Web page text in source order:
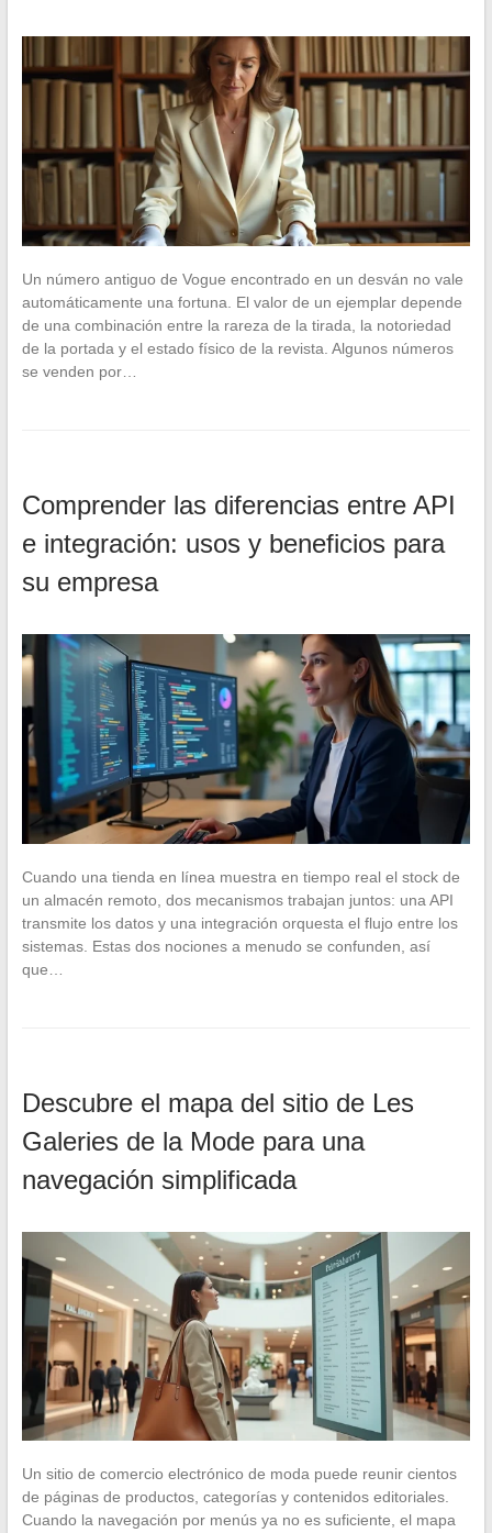
Un número antiguo de Vogue encontrado en un desván no vale
automáticamente una fortuna. El valor de un ejemplar depende
de una combinación entre la rareza de la tirada, la notoriedad
de la portada y el estado físico de la revista. Algunos números
se venden por…
Comprender las diferencias entre API
e integración: usos y beneficios para
su empresa
Cuando una tienda en línea muestra en tiempo real el stock de
un almacén remoto, dos mecanismos trabajan juntos: una API
transmite los datos y una integración orquesta el flujo entre los
sistemas. Estas dos nociones a menudo se confunden, así
que…
Descubre el mapa del sitio de Les
Galeries de la Mode para una
navegación simplificada
Un sitio de comercio electrónico de moda puede reunir cientos
de páginas de productos, categorías y contenidos editoriales.
Cuando la navegación por menús ya no es suficiente, el mapa